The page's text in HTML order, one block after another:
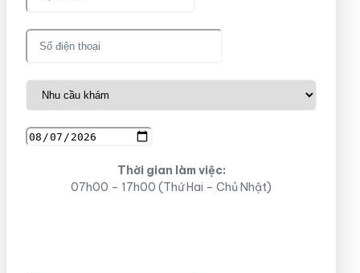
Thời gian làm việc:
07h00 – 17h00 (Thứ Hai – Chủ Nhật)